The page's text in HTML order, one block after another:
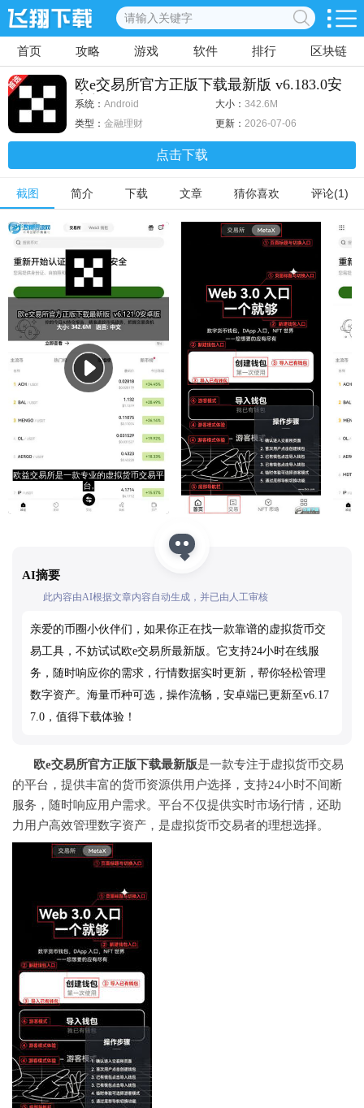
首页 攻略 游戏 软件 排行 区块链
欧e交易所官方正版下载最新版 v6.183.0安
卓版
系统： Android 大小： 342.6M
类型： 金融理财 更新： 2026-07-06
点击下载
截图 简介 下载 文章 猜你喜欢 评论(1)
AI摘要
此内容由AI根据文章内容自动生成，并已由人工审核
亲爱的币圈小伙伴们，如果你正在找一款靠谱的虚拟货币交
易工具，不妨试试欧e交易所最新版。它支持24小时在线服
务，随时响应你的需求，行情数据实时更新，帮你轻松管理
数字资产。海量币种可选，操作流畅，安卓端已更新至v6.17
7.0，值得下载体验！
欧e交易所官方正版下载最新版是一款专注于虚拟货币交易
的平台，提供丰富的货币资源供用户选择，支持24小时不间断
服务，随时响应用户需求。平台不仅提供实时市场行情，还助
力用户高效管理数字资产，是虚拟货币交易者的理想选择。